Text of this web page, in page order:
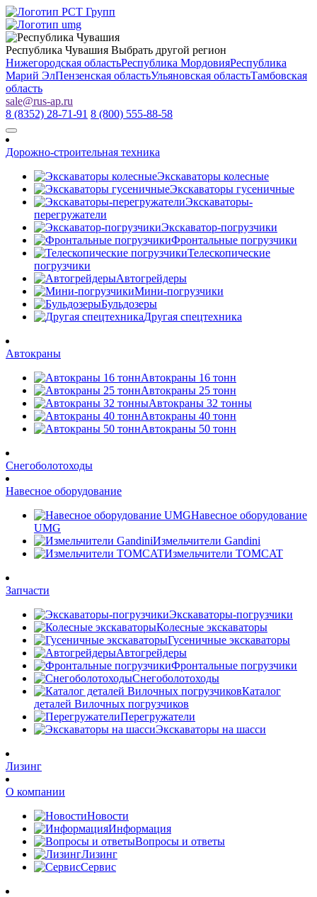
Республика Чувашия Выбрать другой регион
Нижегородская областьРеспублика МордовияРеспублика
Марий ЭлПензенская областьУльяновская областьТамбовская
область
sale@rus-ap.ru
8 (8352) 28-71-91 8 (800) 555-88-58
Дорожно-строительная техника
Экскаваторы колесные
Экскаваторы гусеничные
Экскаваторы-
перегружатели
Экскаватор-погрузчики
Фронтальные погрузчики
Телескопические
погрузчики
Автогрейдеры
Мини-погрузчики
Бульдозеры
Другая спецтехника
Автокраны
Автокраны 16 тонн
Автокраны 25 тонн
Автокраны 32 тонны
Автокраны 40 тонн
Автокраны 50 тонн
Снегоболотоходы
Навесное оборудование
Навесное оборудование
UMG
Измельчители Gandini
Измельчители TOMCAT
Запчасти
Экскаваторы-погрузчики
Колесные экскаваторы
Гусеничные экскаваторы
Автогрейдеры
Фронтальные погрузчики
Снегоболотоходы
Каталог
деталей Вилочных погрузчиков
Перегружатели
Экскаваторы на шасси
Лизинг
О компании
Новости
Информация
Вопросы и ответы
Лизинг
Сервис